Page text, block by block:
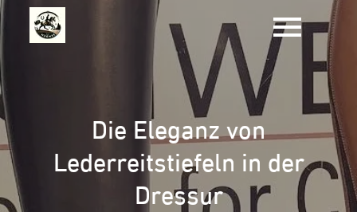
Zum
Inhalt
Die Eleganz von
Lederreitstiefeln in der
Dressur